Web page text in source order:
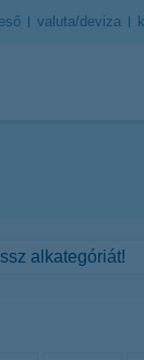
valuta/deviza